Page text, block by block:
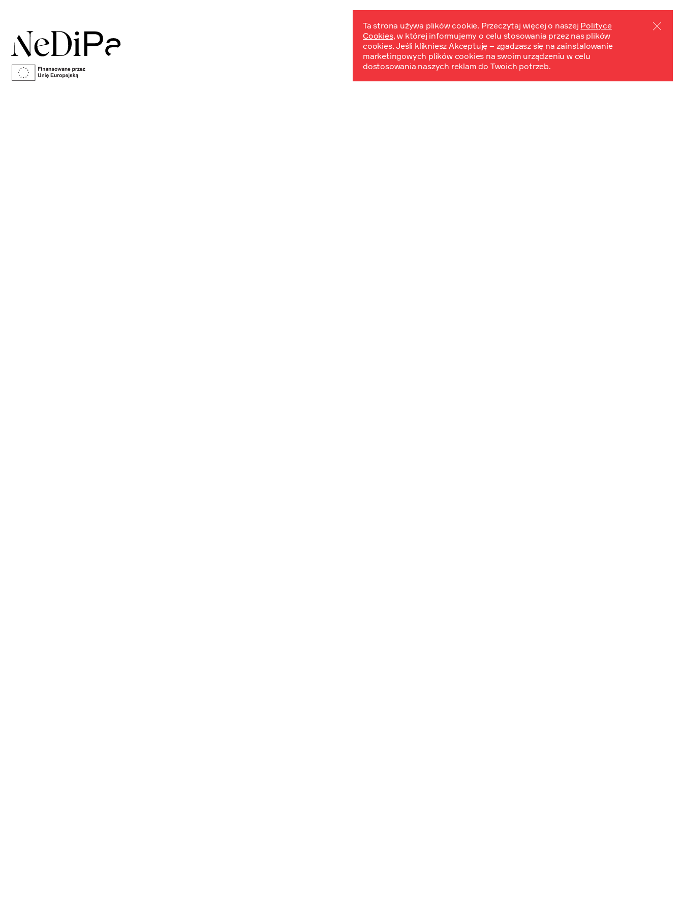
Wydarzenia Kontakt
Ta strona używa plików cookie. Przeczytaj więcej o naszej Polityce
Cookies, w której informujemy o celu stosowania przez nas plików
cookies. Jeśli klikniesz Akceptuję – zgadzasz się na zainstalowanie
marketingowych plików cookies na swoim urządzeniu w celu
dostosowania naszych reklam do Twoich potrzeb.